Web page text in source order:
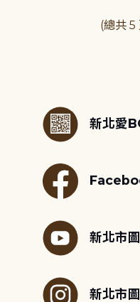
(總共 5
新北愛
新北市
新北市